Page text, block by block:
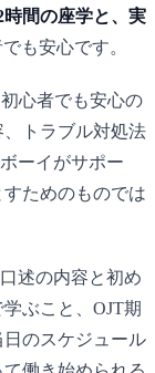
間の座学と、実
も安心です。
心者でも安心の
トラブル対処法
ーイがサポー
ためのものでは
述の内容と初め
ぶこと、OJT期
のスケジュール